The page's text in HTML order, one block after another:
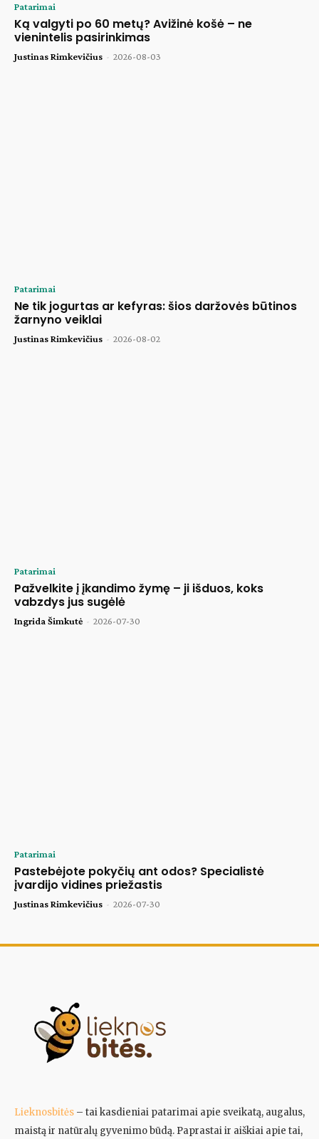
Patarimai
Ką valgyti po 60 metų? Avižinė košė – ne
vienintelis pasirinkimas
Justinas Rimkevičius - 2026-08-03
Patarimai
Ne tik jogurtas ar kefyras: šios daržovės būtinos
žarnyno veiklai
Justinas Rimkevičius - 2026-08-02
Patarimai
Pažvelkite į įkandimo žymę – ji išduos, koks
vabzdys jus sugėlė
Ingrida Šimkutė - 2026-07-30
Patarimai
Pastebėjote pokyčių ant odos? Specialistė
įvardijo vidines priežastis
Justinas Rimkevičius - 2026-07-30
Lieknosbitės – tai kasdieniai patarimai apie sveikatą, augalus,
maistą ir natūralų gyvenimo būdą. Paprastai ir aiškiai apie tai,